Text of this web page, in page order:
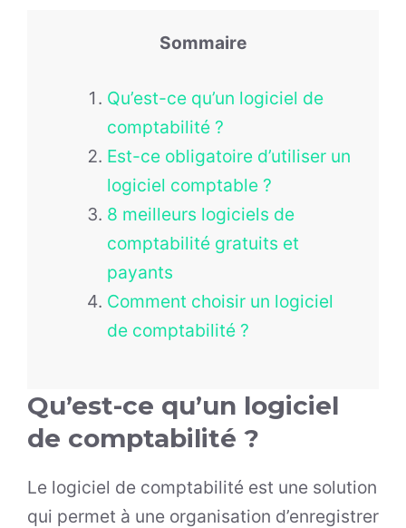
Sommaire
Qu’est-ce qu’un logiciel de
comptabilité ?
Est-ce obligatoire d’utiliser un
logiciel comptable ?
8 meilleurs logiciels de
comptabilité gratuits et
payants
Comment choisir un logiciel
de comptabilité ?
Qu’est-ce qu’un logiciel
de comptabilité ?
Le logiciel de comptabilité est une solution
qui permet à une organisation d’enregistrer